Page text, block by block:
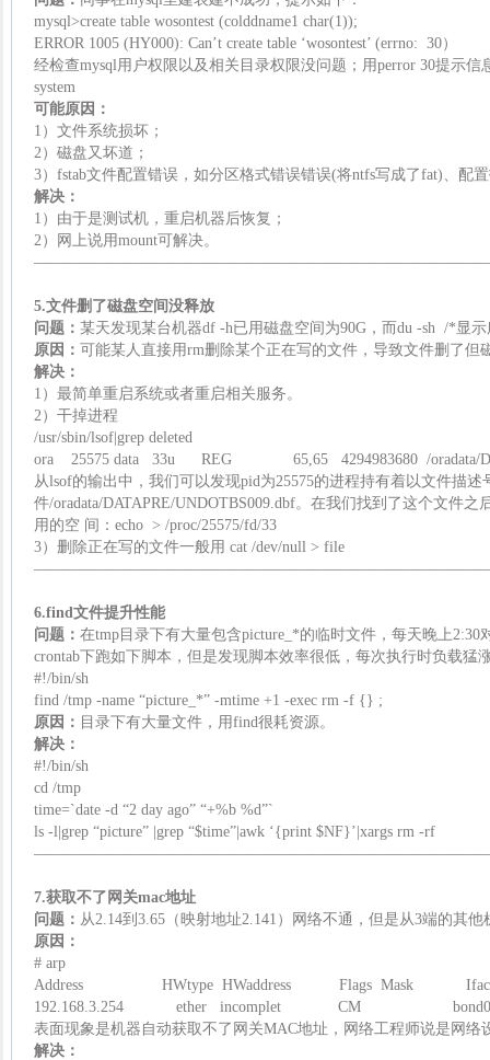
mysql>create table wosontest (colddname1 char(1));
ERROR 1005 (HY000): Can’t create table ‘wosontest’ (errno: 30）
经检查mysql用户权限以及相关目录权限没问题；用perror 30提示
system
可能原因：
1）文件系统损坏；
2）磁盘又坏道；
3）fstab文件配置错误，如分区格式错误错误(将ntfs写成了fat)、配
解决：
1）由于是测试机，重启机器后恢复；
2）网上说用mount可解决。
5.文件删了磁盘空间没释放
问题： 某天发现某台机器df -h已用磁盘空间为90G，而du -sh /*显
原因： 可能某人直接用rm删除某个正在写的文件，导致文件删了但
解决：
1）最简单重启系统或者重启相关服务。
2）干掉进程
/usr/sbin/lsof|grep deleted
ora 25575 data 33u REG 65,65 4294983680 /oradata/
从lsof的输出中，我们可以发现pid为25575的进程持有着以文件描
件/oradata/DATAPRE/UNDOTBS009.dbf。在我们找到了这个文件
用的空 间：echo > /proc/25575/fd/33
3）删除正在写的文件一般用 cat /dev/null > file
6.find文件提升性能
问题： 在tmp目录下有大量包含picture_*的临时文件，每天晚上
crontab下跑如下脚本，但是发现脚本效率很低，每次执行时负载猛
#!/bin/sh
find /tmp -name “picture_*” -mtime +1 -exec rm -f {} ;
原因： 目录下有大量文件，用find很耗资源。
解决：
#!/bin/sh
cd /tmp
time=`date -d “2 day ago” “+%b %d”`
ls -l|grep “picture” |grep “$time”|awk ‘{print $NF}’|xargs rm -rf
7.获取不了网关mac地址
问题： 从2.14到3.65（映射地址2.141）网络不通，但是从3端的其他
原因：
# arp
Address HWtype HWaddress Flags Mask
192.168.3.254 ether incomplet CM bond0
表面现象是机器自动获取不了网关MAC地址，网络工程师说是网络
解决：